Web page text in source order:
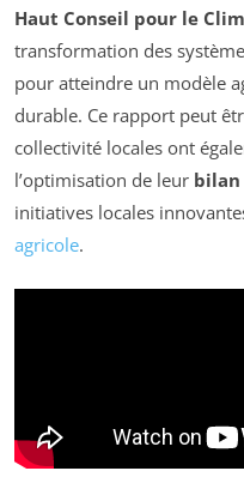
Haut Conseil pour le
transformation des
pour atteindre un modèle
durable. Ce rapport peut
collectivité locales ont
l’optimisation de leur bilan
initiatives locales
agricole.